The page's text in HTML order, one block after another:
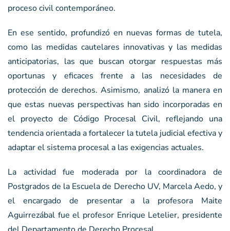
proceso civil contemporáneo.
En ese sentido, profundizó en nuevas formas de tutela,
como las medidas cautelares innovativas y las medidas
anticipatorias, las que buscan otorgar respuestas más
oportunas y eficaces frente a las necesidades de
protección de derechos. Asimismo, analizó la manera en
que estas nuevas perspectivas han sido incorporadas en
el proyecto de Código Procesal Civil, reflejando una
tendencia orientada a fortalecer la tutela judicial efectiva y
adaptar el sistema procesal a las exigencias actuales.
La actividad fue moderada por la coordinadora de
Postgrados de la Escuela de Derecho UV, Marcela Aedo, y
el encargado de presentar a la profesora Maite
Aguirrezábal fue el profesor Enrique Letelier, presidente